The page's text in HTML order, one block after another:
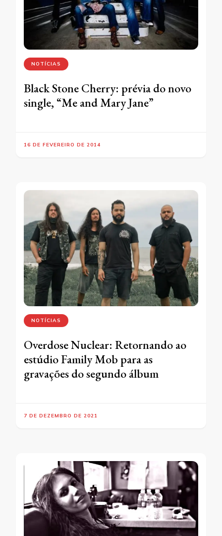
NOTÍCIAS
Black Stone Cherry: prévia do novo
single, “Me and Mary Jane”
16 DE FEVEREIRO DE 2014
NOTÍCIAS
Overdose Nuclear: Retornando ao
estúdio Family Mob para as
gravações do segundo álbum
7 DE DEZEMBRO DE 2021